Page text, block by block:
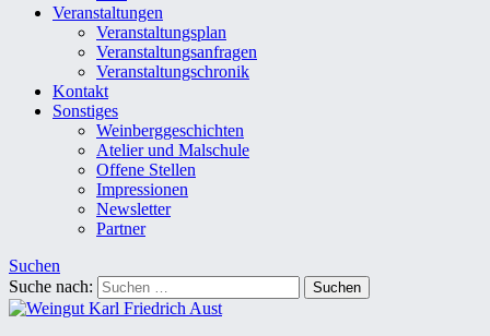
Veranstaltungen
Veranstaltungsplan
Veranstaltungsanfragen
Veranstaltungschronik
Kontakt
Sonstiges
Weinberggeschichten
Atelier und Malschule
Offene Stellen
Impressionen
Newsletter
Partner
Suchen
Suche nach: